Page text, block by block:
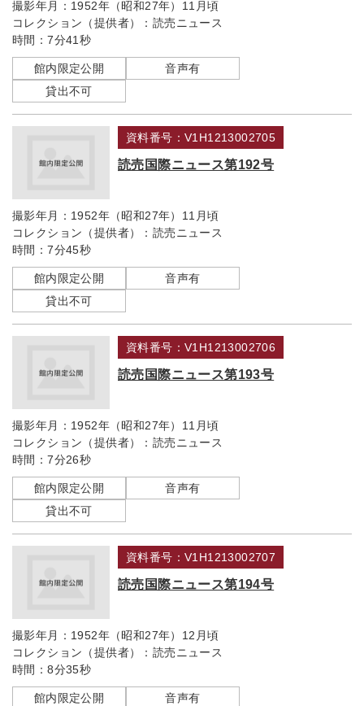
撮影年月： 1952年（昭和27年）11月頃
コレクション（提供者）： 読売ニュース
時間：7分41秒
館内限定公開
音声有
貸出不可
資料番号：V1H1213002705
読売国際ニュース第192号
撮影年月： 1952年（昭和27年）11月頃
コレクション（提供者）： 読売ニュース
時間：7分45秒
館内限定公開
音声有
貸出不可
資料番号：V1H1213002706
読売国際ニュース第193号
撮影年月： 1952年（昭和27年）11月頃
コレクション（提供者）： 読売ニュース
時間：7分26秒
館内限定公開
音声有
貸出不可
資料番号：V1H1213002707
読売国際ニュース第194号
撮影年月： 1952年（昭和27年）12月頃
コレクション（提供者）： 読売ニュース
時間：8分35秒
館内限定公開
音声有